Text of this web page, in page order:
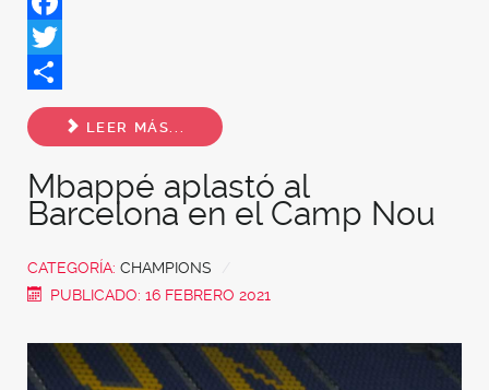
Facebook
Twitter
Share
LEER MÁS...
Mbappé aplastó al
Barcelona en el Camp Nou
CATEGORÍA: CHAMPIONS
PUBLICADO: 16 FEBRERO 2021